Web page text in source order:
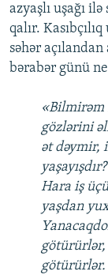
azyaşlı uşağı
qalır.
səhər
bərabər günü
«Bilmirəm
gözlərini
ət dəymir,
Hara iş
yaşdan
götürürlər,
götürürlər.